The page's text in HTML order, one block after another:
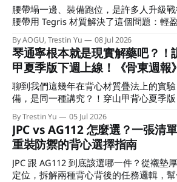
腰帶塌一邊、裝備跑位，是許多人升級
腰帶用 Tegris 材質解決了這個問題：輕
篇文章告訴你它與浪人腰帶差在哪，以
By AOGU, Trestin Yu 08 Jul 2026
琴通寧根本就是現實解藥吧？！
甲夏季版下週上線！《骨東週報》
聊到我們這幾年在背心材質疊法上的實
備，是同一種講究？！穿山甲背心夏季版
By Trestin Yu 05 Jul 2026
JPC vs AG112 怎麼選？一張清
重裝防禦的背心選擇指南
JPC 跟 AG112 到底該選哪一件？從襯墊
定位，拆解兩種背心背後的任務邏輯，